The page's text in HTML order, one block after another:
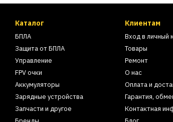
Каталог
БПЛА
Защита от БПЛА
Управление
FPV очки
Аккумуляторы
Зарядные устройства
Запчасти и другое
Клиентам
Вход в личный
Товары
Ремонт
О нас
Оплата и
Гарантия,
Контактная